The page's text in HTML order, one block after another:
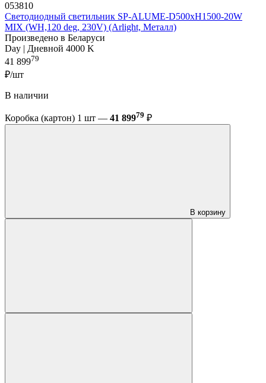
053810
Светодиодный светильник SP-ALUME-D500xH1500-20W
MIX (WH,120 deg, 230V) (Arlight, Металл)
Произведено в Беларуси
Day | Дневной 4000 K
41 89979
₽/шт
В наличии
Коробка (картон) 1 шт — 41 89979 ₽
В корзину